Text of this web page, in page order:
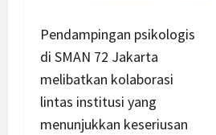
Pendampingan psikologis
di SMAN 72 Jakarta
melibatkan kolaborasi
lintas institusi yang
menunjukkan keseriusan